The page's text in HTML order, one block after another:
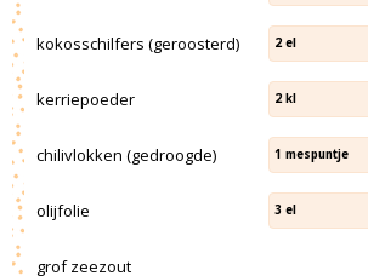
kokosschilfers (geroosterd) 2 el
kerriepoeder 2 kl
chilivlokken (gedroogde) 1 mespuntje
olijfolie 3 el
grof zeezout